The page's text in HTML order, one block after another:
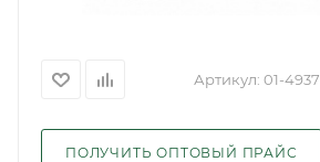
Артикул: 01-4937
ПОЛУЧИТЬ ОПТОВЫЙ ПРАЙС